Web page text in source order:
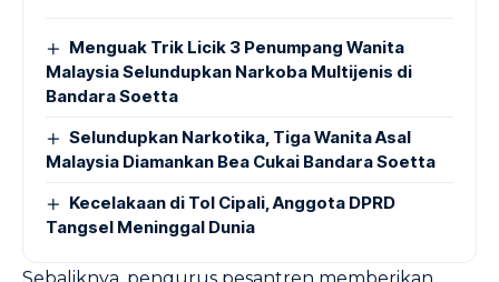
Menguak Trik Licik 3 Penumpang Wanita
Malaysia Selundupkan Narkoba Multijenis di
Bandara Soetta
Selundupkan Narkotika, Tiga Wanita Asal
Malaysia Diamankan Bea Cukai Bandara Soetta
Kecelakaan di Tol Cipali, Anggota DPRD
Tangsel Meninggal Dunia